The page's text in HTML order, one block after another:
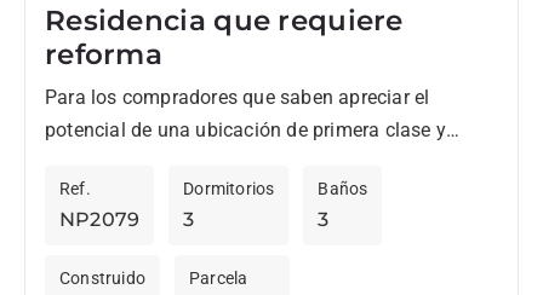
Residencia que requiere
reforma
Para los compradores que saben apreciar el
potencial de una ubicación de primera clase y
ideas, esta...
NP2079
Ref.
3
Dormitorios
3
Baños
Construido Parcela